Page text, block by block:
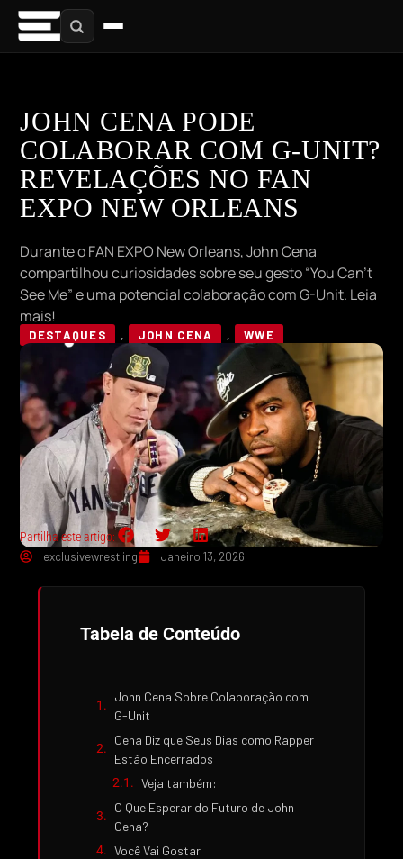
JOHN CENA PODE
COLABORAR COM G-UNIT?
REVELAÇÕES NO FAN
EXPO NEW ORLEANS
Durante o FAN EXPO New Orleans, John Cena
compartilhou curiosidades sobre seu gesto “You Can’t
See Me” e uma potencial colaboração com G-Unit. Leia
mais!
DESTAQUES , JOHN CENA , WWE
Partilha este artigo:
exclusivewrestling
Janeiro 13, 2026
Tabela de Conteúdo
John Cena Sobre Colaboração com
G-Unit
Cena Diz que Seus Dias como Rapper
Estão Encerrados
Veja também:
O Que Esperar do Futuro de John
Cena?
Você Vai Gostar